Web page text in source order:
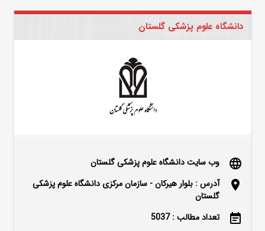
دانشگاه علوم پزشکی گلستان
language وب سایت دانشگاه علوم پزشکی گلستان
location_on
آدرس : بلوار هیرکان - سازمان مرکزی دانشگاه علوم پزشکی
گلستان
event_note تعداد مطالب : 5037